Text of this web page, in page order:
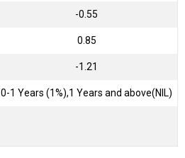
-0.55
0.85
-1.21
0-1 Years (1%),1 Years and above(NIL)